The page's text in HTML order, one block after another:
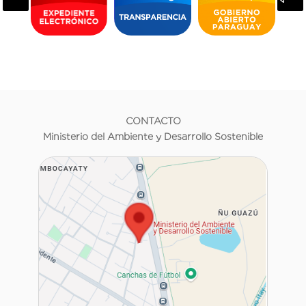
CONTACTO
Ministerio del Ambiente y Desarrollo Sostenible